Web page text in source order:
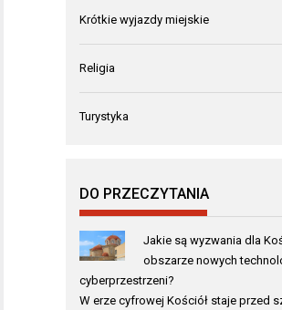
Krótkie wyjazdy miejskie
Religia
Turystyka
DO PRZECZYTANIA
Jakie są wyzwania dla
obszarze nowych
cyberprzestrzeni?
W erze cyfrowej Kościół staje przed